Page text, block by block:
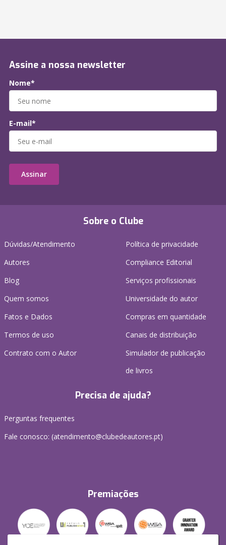
Sobre o Clube
Dúvidas/Atendimento
Autores
Blog
Quem somos
Fatos e Dados
Termos de uso
Contrato com o Autor
Política de privacidade
Compliance Editorial
Serviços profissionais
Universidade do autor
Compras em quantidade
Canais de distribuição
Simulador de publicação
de livros
Precisa de ajuda?
Perguntas frequentes
Fale conosco: (atendimento@clubedeautores.pt)
Premiações
Assine a nossa newsletter
Nome*
E-mail*
Assinar